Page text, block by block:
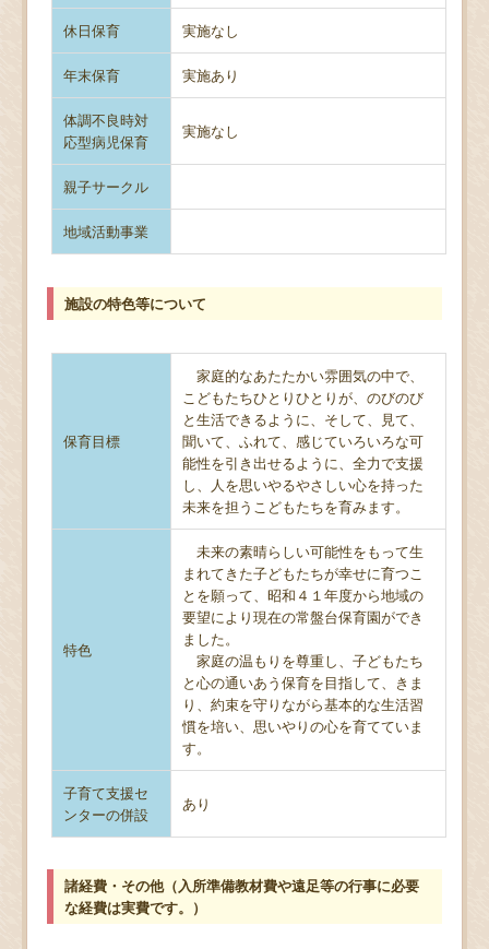
休日保育 実施なし
年末保育 実施あり
体調不良時対
応型病児保育
実施なし
親子サークル
地域活動事業
施設の特色等について
保育目標
家庭的なあたたかい雰囲気の中で、
こどもたちひとりひとりが、のびのび
と生活できるように、そして、見て、
聞いて、ふれて、感じていろいろな可
能性を引き出せるように、全力で支援
し、人を思いやるやさしい心を持った
未来を担うこどもたちを育みます。
特色
未来の素晴らしい可能性をもって生
まれてきた子どもたちが幸せに育つこ
とを願って、昭和４１年度から地域の
要望により現在の常盤台保育園ができ
ました。
家庭の温もりを尊重し、子どもたち
と心の通いあう保育を目指して、きま
り、約束を守りながら基本的な生活習
慣を培い、思いやりの心を育てていま
す。
子育て支援セ
ンターの併設
あり
諸経費・その他（入所準備教材費や遠足等の行事に必要
な経費は実費です。）